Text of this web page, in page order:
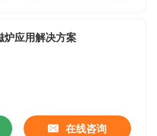
炉应用解决方案
在线咨询